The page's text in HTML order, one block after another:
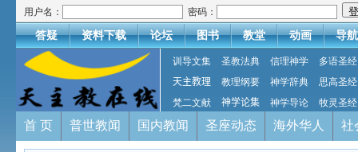
用户名： 密码：
答疑 资料下载 论坛 图书 教堂 动画 导航
训导文集 圣教法典 信理神学
多语圣经
天主教理
教理纲要 神学辞典
思高圣经
梵二文献
神学论集 神学导论 牧灵圣经
首 页 普世教闻 国内教闻 圣座动态 海外华人 社